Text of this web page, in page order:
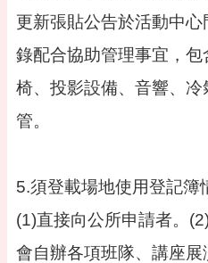
答
桃
園
市
政
私
權
政
策
更新張貼公告於活動中
錄配合協助管理事宜，
椅、投影設備、音響、
管。
5.須登載場地使用登記簿
(1)直接向公所申請者。
會自辦各項班隊、講座